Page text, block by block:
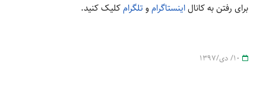
برای رفتن به کانالاینستاگرامو تلگرامکلیک کنید.